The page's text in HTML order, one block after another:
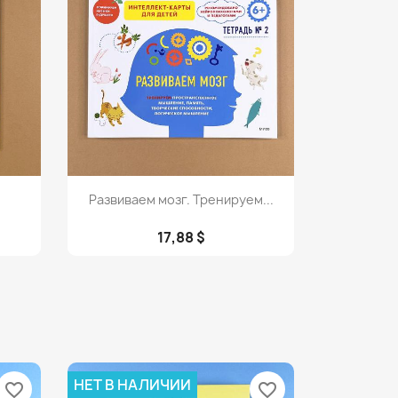
 Просмотр
Развиваем мозг. Тренируем...
17,88 $
favorite_border НЕТ В НАЛИЧИИ favorite_border